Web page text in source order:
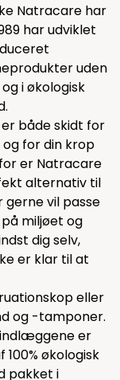
Natracare har
har udviklet
uden
i økologisk
er både skidt for
for din krop
er Natracare
alternativ til
gerne vil passe
miljøet og
dig selv,
er klar til at
eller
og -tamponer.
er
100% økologisk
pakket i